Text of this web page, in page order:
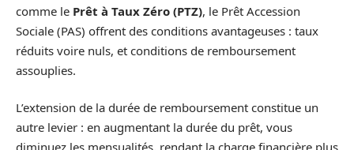
comme le Prêt à Taux Zéro (PTZ), le Prêt Accession
Sociale (PAS) offrent des conditions avantageuses : taux
réduits voire nuls, et conditions de remboursement
assouplies.
L’extension de la durée de remboursement constitue un
autre levier : en augmentant la durée du prêt, vous